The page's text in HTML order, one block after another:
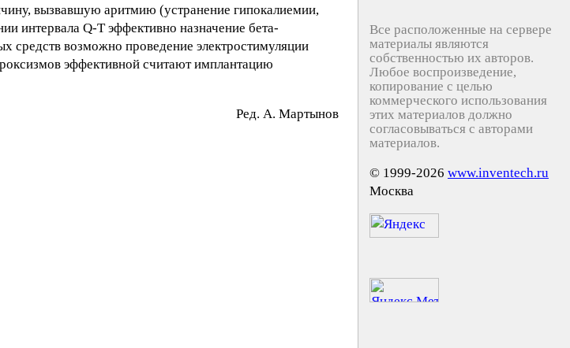
вызвавшую аритмию (устранение гипокалиемии,
интервала Q-T эффективно назначение бета-
средств возможно проведение электростимуляции
эффективной считают имплантацию
Peд. A. Mapтынoв
Все расположенные на сервере
материалы являются
собственностью их авторов.
Любое воспроизведение,
копирование с целью
коммерческого использования
этих материалов должно
согласовываться с авторами
материалов.
© 1999-2026 www.inventech.ru
Москва